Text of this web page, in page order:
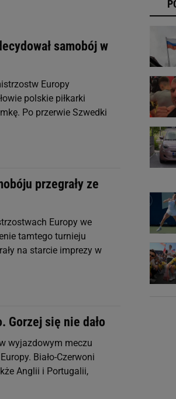
samobój w
Europy
polskie piłkarki
Po przerwie Szwedki
przegrały ze
Europy we
tamtego turnieju
na starcie imprezy w
Gorzej się nie dało
wyjazdowym meczu
Biało-Czerwoni
Anglii i Portugalii,